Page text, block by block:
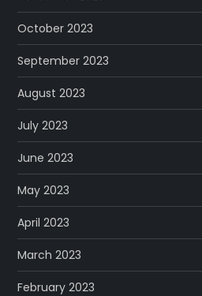
October 2023
September 2023
August 2023
July 2023
June 2023
May 2023
April 2023
March 2023
February 2023